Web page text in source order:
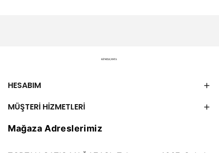
HESABIM
MÜŞTERİ HİZMETLERİ
Mağaza Adreslerimiz